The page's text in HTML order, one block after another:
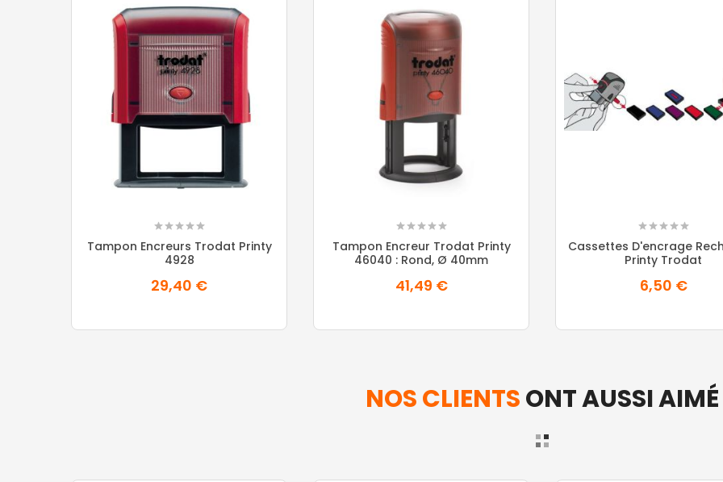
Tampon Encreurs Trodat Printy
4928
29,40 €
Tampon Encreur Trodat Printy
46040 : Rond, Ø 40mm
41,49 €
Cassettes D'encrage
Printy Trodat
6,50 €
NOS CLIENTSONT AUSSI AIMÉ